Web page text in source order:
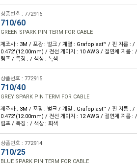
상품번호 : 772916
710/60
GREEN SPARK PIN TERM FOR CABLE
제조사 : 3M / 포장 : 벌크 / 계열 : Grafoplast™ / 핀 지름 : /
0.472"(12.00mm) / 전선 게이지 : 10 AWG / 절연체 지름 :
림프 / 특징 : / 색상 : 녹색
상품번호 : 772915
710/40
GREY SPARK PIN TERM FOR CABLE
제조사 : 3M / 포장 : 벌크 / 계열 : Grafoplast™ / 핀 지름 : /
0.472"(12.00mm) / 전선 게이지 : 12 AWG / 절연체 지름 :
림프 / 특징 : / 색상 : 회색
상품번호 : 772914
710/25
BLUE SPARK PIN TERM FOR CABLE